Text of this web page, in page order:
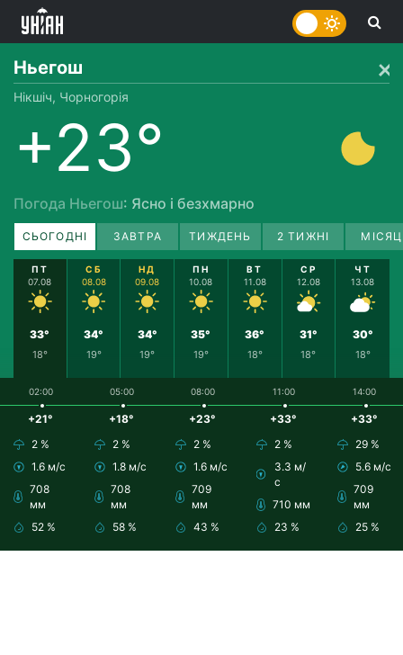
Ньегош
Нікшіч, Чорногорія
+23°
Погода Ньегош: Ясно і безхмарно
СЬОГОДНІ ЗАВТРА ТИЖДЕНЬ 2 ТИЖНІ
ПТ
07.08
33°
18°
СБ
08.08
34°
19°
НД
09.08
34°
19°
ПН
10.08
35°
19°
ВТ
11.08
36°
18°
СР
12.08
31°
18°
ЧТ
13.08
30°
18°
02:00
+21°
2 %
1.6 м/с
708
мм
52 %
05:00
+18°
2 %
1.8 м/с
708
мм
58 %
08:00
+23°
2 %
1.6 м/с
709
мм
43 %
11:00
+33°
2 %
3.3 м/
с
710 мм
23 %
14:00
+33°
29 %
5.6 м/с
709
мм
25 %